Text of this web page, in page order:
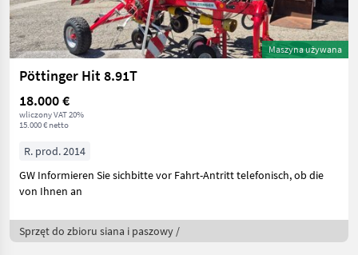
Maszyna używana
Pöttinger Hit 8.91T
18.000 €
wliczony VAT 20%
15.000 € netto
R. prod. 2014
GW Informieren Sie sichbitte vor Fahrt-Antritt telefonisch, ob die
von Ihnen an
Sprzęt do zbioru siana i paszowy /